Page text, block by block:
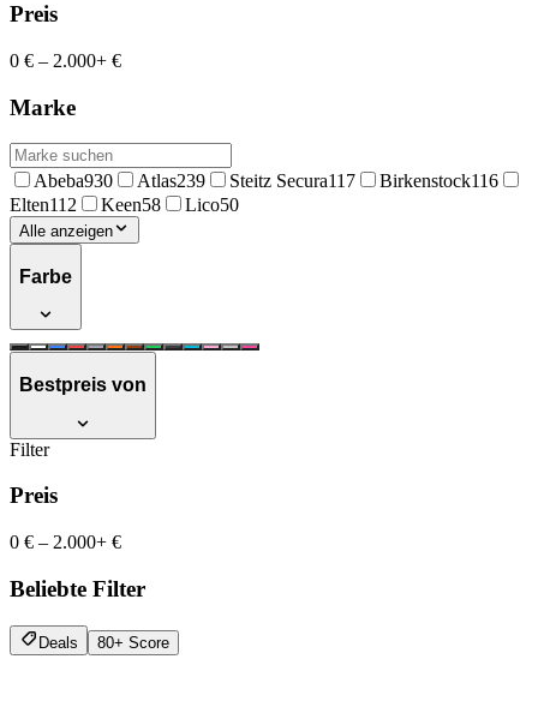
Preis
0 € – 2.000+ €
Marke
Abeba930 Atlas239 Steitz Secura117 Birkenstock116
Elten112 Keen58 Lico50
Alle anzeigen
Farbe
Bestpreis von
Filter
Preis
0 € – 2.000+ €
Beliebte Filter
Deals 80+ Score